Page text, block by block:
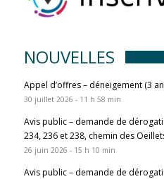
NOUVELLES
Appel d’offres – déneigement (3
30 juillet 2026 - 11 h 58 min
Avis public – demande de
234, 236 et 238, chemin des
26 juin 2026 - 15 h 10 min
Avis public – demande de